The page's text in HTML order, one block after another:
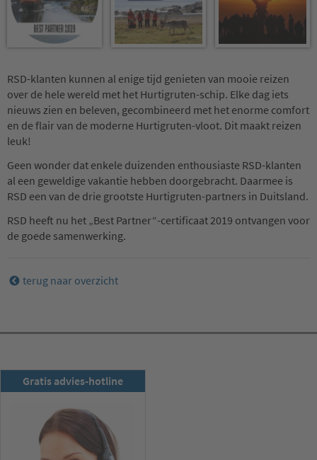
RSD-klanten kunnen al enige tijd genieten van mooie reizen
over de hele wereld met het Hurtigruten-schip. Elke dag iets
nieuws zien en beleven, gecombineerd met het enorme comfort
en de flair van de moderne Hurtigruten-vloot. Dit maakt reizen
leuk!
Geen wonder dat enkele duizenden enthousiaste RSD-klanten
al een geweldige vakantie hebben doorgebracht. Daarmee is
RSD een van de drie grootste Hurtigruten-partners in Duitsland.
RSD heeft nu het „Best Partner“-certificaat 2019 ontvangen voor
de goede samenwerking.
terug naar overzicht
Gratis advies-hotline